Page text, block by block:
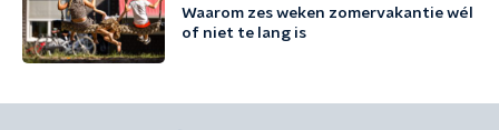
Waarom zes weken zomervakantie wél
of niet te lang is